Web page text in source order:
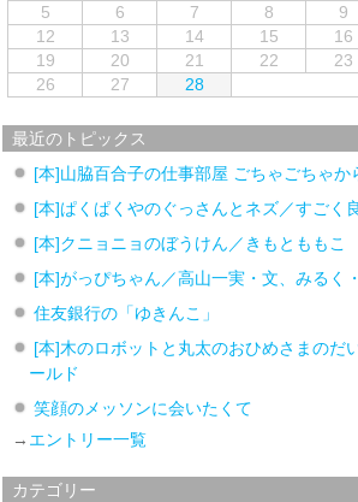
5
6 7 8 9
12
13 14 15 16
19
20 21 22 23
26
27 28
最近のトピックス
[本]山脇百合子の仕事部屋 ごちゃごちゃか
[本]ぱくぱくやのぐっさんとネズ／すごく
[本]クニョニョのぼうけん／きもとももこ
[本]がっぴちゃん／高山一実・文、みるく
住友銀行の「ゆきんこ」
[本]木のロボットと丸太のおひめさまのだ
ールド
笑顔のメッソンに会いたくて
→ エントリー一覧
カテゴリー